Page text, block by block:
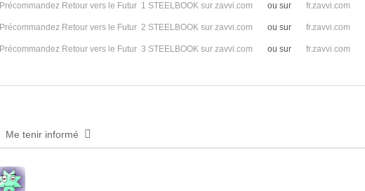
Précommandez Retour vers le Futur 1 STEELBOOK sur zavvi.com ou sur fr.zavvi.com
Précommandez Retour vers le Futur 2 STEELBOOK sur zavvi.com ou sur fr.zavvi.com
Précommandez Retour vers le Futur 3 STEELBOOK sur zavvi.com ou sur fr.zavvi.com
Me tenir informé